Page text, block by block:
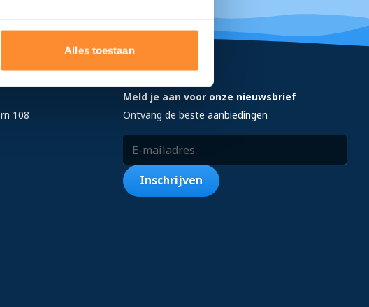
Alles toestaan
108
Meld je aan voor onze nieuwsbrief
Ontvang de beste aanbiedingen
E-mailadres
Inschrijven